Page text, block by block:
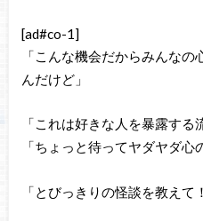
[ad#co-1]
「こんな機会だからみんな
んだけど」
「これは好きな人を暴露す
「ちょっと待ってヤダヤダ心
「とびっきりの怪談を教えて